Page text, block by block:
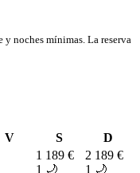
noches mínimas. La reserva
V S
D
1 189 €
1 🌙
2 189 €
1 🌙